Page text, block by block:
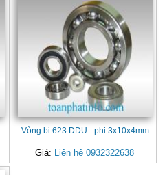
Vòng bi 623 DDU - phi 3x10x4mm
Giá: Liên hệ 0932322638